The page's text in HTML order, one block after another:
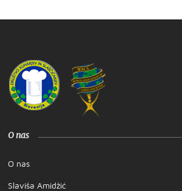
O nas
O nas
Slaviša Amidžić